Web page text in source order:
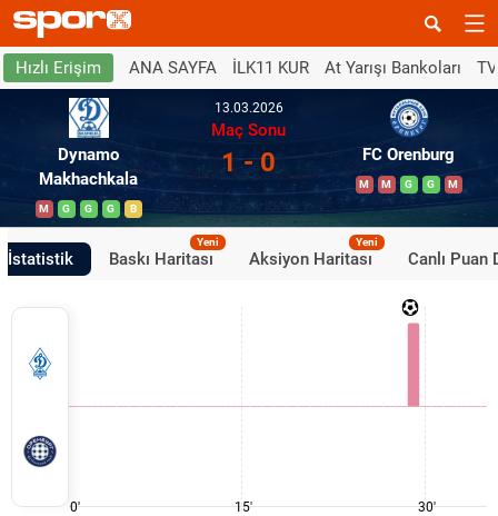
Hızlı Erişim ANA SAYFA İLK11 KUR At Yarışı Bankoları
Dynamo
Makhachkala
M G G G B
13.03.2026
Maç Sonu
1 - 0 FC Orenburg
M M G G M
İstatistik Baskı Haritası
Yeni
Aksiyon Haritası
Yeni
Canlı Puan
0' 15' 30'